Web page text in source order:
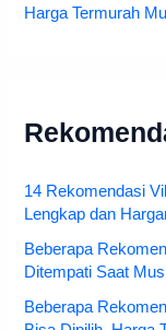
Harga Termurah
14 Rekomendasi
Lengkap dan
Beberapa
Ditempati Saat
Beberapa